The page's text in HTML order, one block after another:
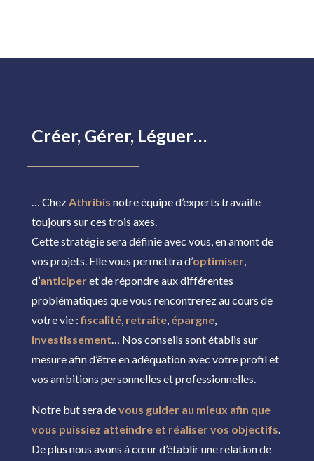
Créer, Gérer, Léguer…
… ChezAthribisnotre équipe d’experts travaille
toujours sur ces trois axes.
Cette stratégie sera définie avec vous, en amont de
vos projets. Elle vous permettra d’optimiser,
d’anticiperet de répondre aux différentes
problématiques que vous rencontrerez au cours de
votre vie :fiscalité, retraite, épargne,
investissement… Nos conseils sont établis sur
mesure afin d’être en adéquation avec votre profil et
vos ambitions personnelles et professionnelles.
Notre but sera devous guider au mieux afin que
vous puissiez atteindre et réaliser vos objectifs.
De plus nous avons à cœur d’établir une relation de